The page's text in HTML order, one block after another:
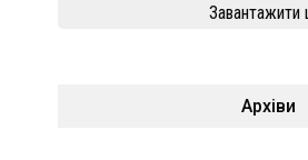
Завантажити
Архіви